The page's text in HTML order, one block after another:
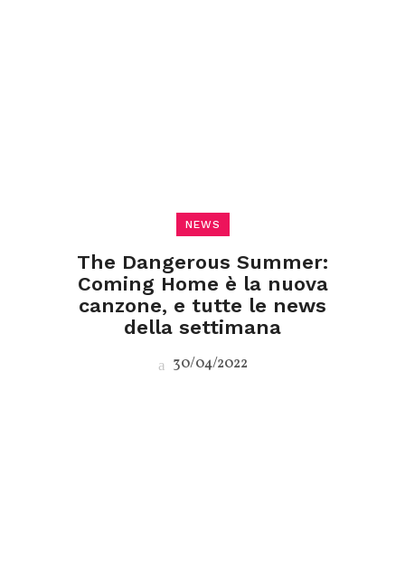
NEWS
The Dangerous Summer:
Coming Home è la nuova
canzone, e tutte le news
della settimana
30/04/2022